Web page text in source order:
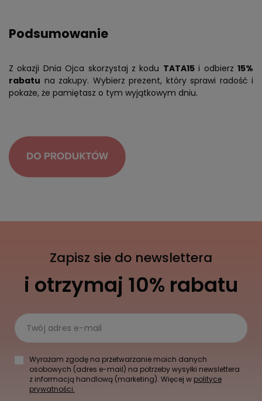
Podsumowanie
Z okazji Dnia Ojca skorzystaj z kodu TATA15i odbierz15%
rabatu na zakupy. Wybierz prezent, który sprawi radość i
pokaże, że pamiętasz o tym wyjątkowym dniu.
Zapisz sie do newslettera
i otrzymaj 10% rabatu
Twój adres e-mail
Wyrażam zgodę na przetwarzanie moich danych
osobowych (adres e-mail) na potrzeby wysyłki newslettera
z informacją handlową (marketing). Więcej w polityce
prywatności.